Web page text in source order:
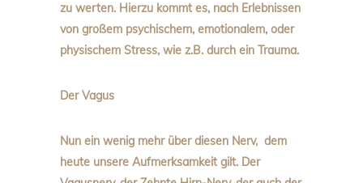
zu werten. Hierzu kommt es, nach Erlebnissen
von großem psychischem, emotionalem, oder
physischem Stress, wie z.B. durch ein Trauma.
Der Vagus
Nun ein wenig mehr über diesen Nerv, dem
heute unsere Aufmerksamkeit gilt. Der